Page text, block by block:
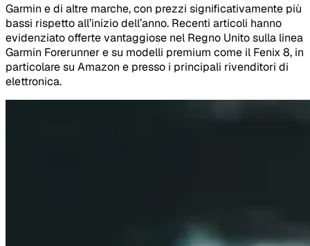
Garmin e di altre marche, con prezzi significativamente più
bassi rispetto all’inizio dell’anno. Recenti articoli hanno
evidenziato offerte vantaggiose nel Regno Unito sulla linea
Garmin Forerunner e su modelli premium come il Fenix 8, in
particolare su Amazon e presso i principali rivenditori di
elettronica.